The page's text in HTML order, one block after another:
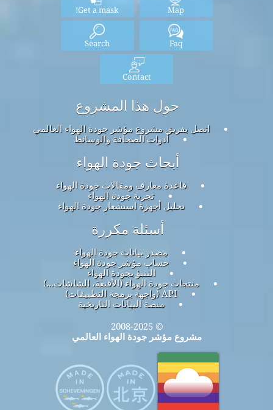
Map
Get a mask!
Faq
Search
Contact
حول هذا المشروع
اتصل بفريق مشروع مؤشر جودة الهواء العالمي
أدوات الصحافة والوسائط
أبحاث جودة الهواء
قاعدة معارف ومقالات جودة الهواء
تجربة جودة الهواء
تحليل أجهزة استشعار جودة الهواء
أسئلة مكررة
مصدر بيانات جودة الهواء
حساب مؤشر جودة الهواء
التنبؤ بجودة الهواء
منتجات جودة الهواء (الأقنعة، الشاشات...)
API (واجهة برمجة التطبيقات)
منصة البيانات التاريخية
© 2008-2025
مشروع مؤشر جودة الهواء العالمي